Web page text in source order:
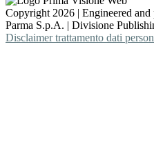
Copyright 2026 | Engineered
Parma S.p.A. | Divisione
Disclaimer trattamento dati